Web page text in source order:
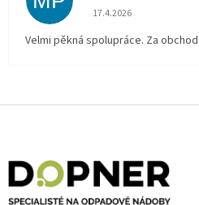
Hodnocení obchodu
17.4.2026
Velmi pěkná spolupráce. Za